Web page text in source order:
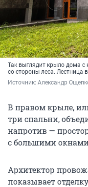
Так выглядит крыло дома с
со стороны леса. Лестница
Источник: Александр
В правом крыле,
три спальни,
напротив —
с большими
Архитектор
показывает